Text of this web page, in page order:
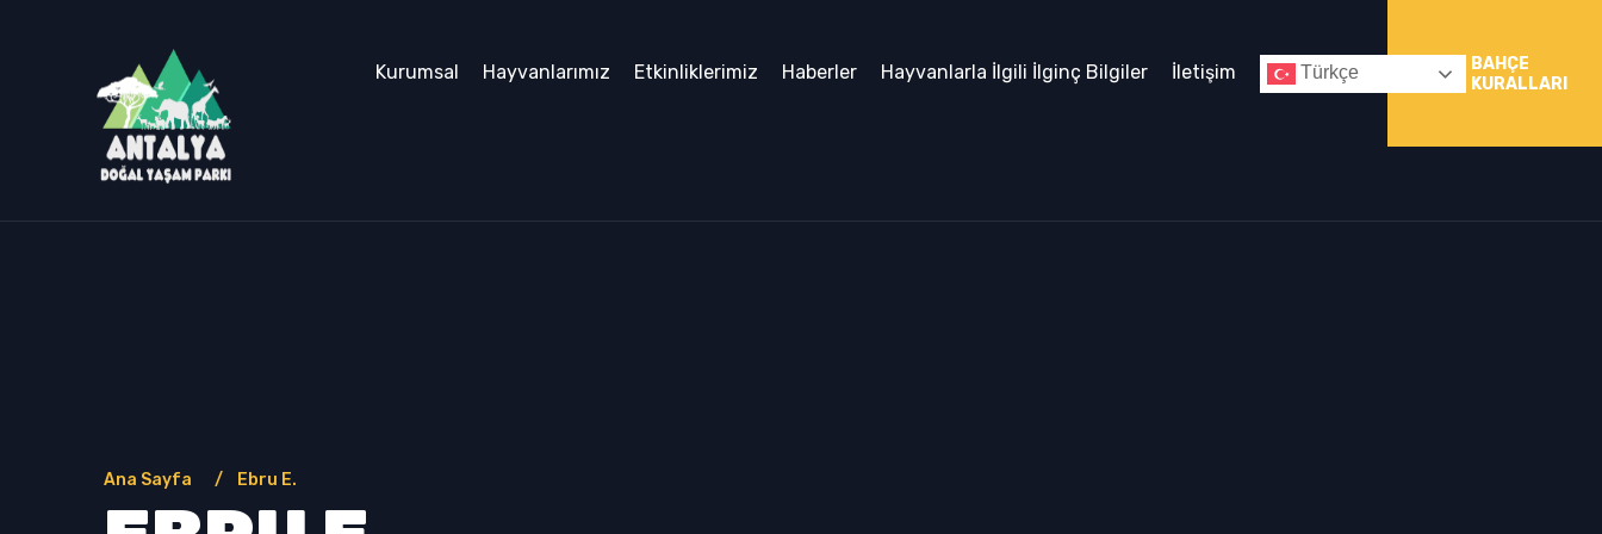
Kurumsal Hayvanlarımız Etkinliklerimiz Haberler Hayvanlarla İlgili İlginç Bilgiler İletişim Türkçe
BAHÇE
KURALLARI
Ana Sayfa Ebru E.